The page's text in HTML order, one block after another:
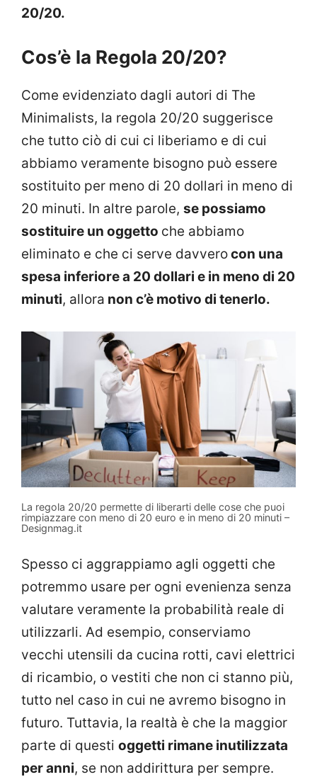
20/20.
Cos’è la Regola 20/20?
Come evidenziato dagli autori di The
Minimalists, la regola 20/20 suggerisce
che tutto ciò di cui ci liberiamo e di cui
abbiamo veramente bisogno può essere
sostituito per meno di 20 dollari in meno di
20 minuti. In altre parole, se possiamo
sostituire un oggetto che abbiamo
eliminato e che ci serve davverocon una
spesa inferiore a 20 dollari e in meno di 20
minuti, allora non c’è motivo di tenerlo.
La regola 20/20 permette di liberarti delle cose che puoi
rimpiazzare con meno di 20 euro e in meno di 20 minuti –
Designmag.it
Spesso ci aggrappiamo agli oggetti che
potremmo usare per ogni evenienza senza
valutare veramente la probabilità reale di
utilizzarli. Ad esempio, conserviamo
vecchi utensili da cucina rotti, cavi elettrici
di ricambio, o vestiti che non ci stanno più,
tutto nel caso in cui ne avremo bisogno in
futuro. Tuttavia, la realtà è che la maggior
parte di questi oggetti rimane inutilizzata
per anni, se non addirittura per sempre.